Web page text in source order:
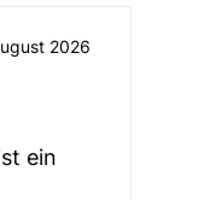
2026
ein